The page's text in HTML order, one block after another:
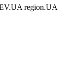
region.UA